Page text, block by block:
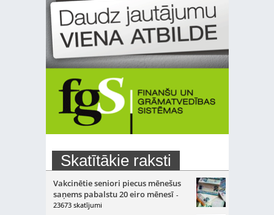
Skatītākie raksti
Vakcinētie seniori piecus mēnešus
saņems pabalstu 20 eiro mēnesī -
23673 skatījumi